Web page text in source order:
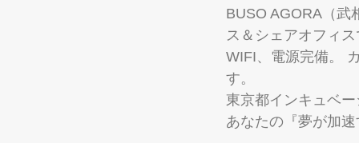
BUSO AGORA（武
ス＆シェアオフィ
WIFI、電源完備。
す。
東京都インキュベ
あなたの『夢が加